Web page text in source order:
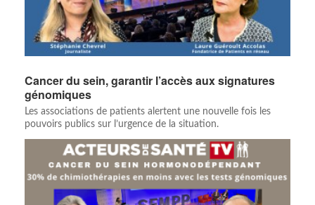
Cancer du sein, garantir l’accès aux signatures
génomiques
Les associations de patients alertent une nouvelle fois les
pouvoirs publics sur l’urgence de la situation.